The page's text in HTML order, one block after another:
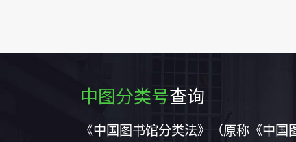
中图分类号查询
《中国图书馆分类法》（原称《中